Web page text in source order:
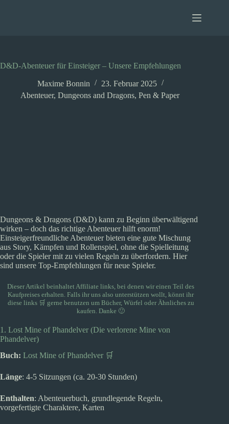
D&D-Abenteuer für Einsteiger – Unsere Empfehlungen
Maxime Bonnin
23. Februar 2025
Abenteuer, Dungeons and Dragons, Pen & Paper
Dungeons & Dragons (D&D) kann zu Beginn überwältigend
wirken – doch das richtige Abenteuer hilft enorm!
Einsteigerfreundliche Abenteuer bieten eine gute Mischung
aus Story, Kämpfen und Rollenspiel, ohne die Spielleitung
oder die Spieler mit zu vielen Regeln zu überfordern. Hier
sind unsere Top-Empfehlungen für neue Spieler.
Dieser Artikel beinhaltet Affiliate links, bei denen wir einen Teil des
Kaufpreises erhalten. Falls ihr uns also unterstützen wollt, könnt ihr
diese links 🛒 gerne benutzen um Bücher, Würfel oder Ähnliches zu
kaufen. Danke 🙂
1. Lost Mine of Phandelver (Die verlorene Mine von
Phandelver)
Buch: Lost Mine of Phandelver 🛒
Länge: 4-5 Sitzungen (ca. 20-30 Stunden)
Enthalten: Abenteuerbuch, grundlegende Regeln,
vorgefertigte Charaktere, Karten